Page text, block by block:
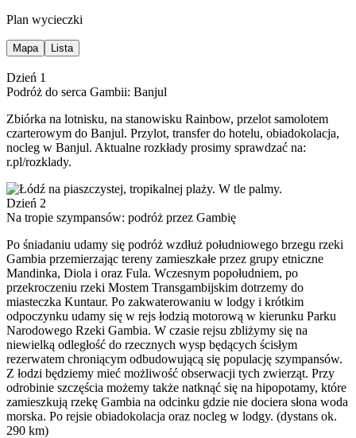
Plan wycieczki
Mapa Lista
Dzień 1
Podróż do serca Gambii: Banjul
Zbiórka na lotnisku, na stanowisku Rainbow, przelot samolotem
czarterowym do Banjul. Przylot, transfer do hotelu, obiadokolacja,
nocleg w Banjul. Aktualne rozkłady prosimy sprawdzać na:
r.pl/rozklady.
Dzień 2
Na tropie szympansów: podróż przez Gambię
Po śniadaniu udamy się podróż wzdłuż południowego brzegu rzeki
Gambia przemierzając tereny zamieszkałe przez grupy etniczne
Mandinka, Diola i oraz Fula. Wczesnym popołudniem, po
przekroczeniu rzeki Mostem Transgambijskim dotrzemy do
miasteczka Kuntaur. Po zakwaterowaniu w lodgy i krótkim
odpoczynku udamy się w rejs łodzią motorową w kierunku Parku
Narodowego Rzeki Gambia. W czasie rejsu zbliżymy się na
niewielką odległość do rzecznych wysp będących ścisłym
rezerwatem chroniącym odbudowującą się populację szympansów.
Z łodzi będziemy mieć możliwość obserwacji tych zwierząt. Przy
odrobinie szczęścia możemy także natknąć się na hipopotamy, które
zamieszkują rzekę Gambia na odcinku gdzie nie dociera słona woda
morska. Po rejsie obiadokolacja oraz nocleg w lodgy. (dystans ok.
290 km)